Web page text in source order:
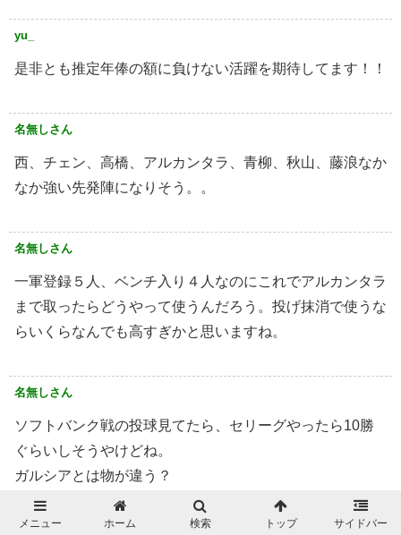
yu_
是非とも推定年俸の額に負けない活躍を期待してます！！
名無しさん
西、チェン、高橋、アルカンタラ、青柳、秋山、藤浪なか
なか強い先発陣になりそう。。
名無しさん
一軍登録５人、ベンチ入り４人なのにこれでアルカンタラ
まで取ったらどうやって使うんだろう。投げ抹消で使うな
らいくらなんでも高すぎかと思いますね。
名無しさん
ソフトバンク戦の投球見てたら、セリーグやったら10勝
ぐらいしそうやけどね。
ガルシアとは物が違う？
メニュー ホーム 検索 トップ サイドバー